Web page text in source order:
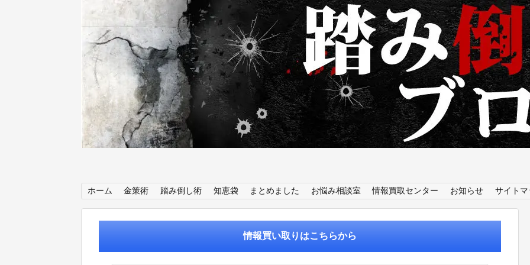
ホーム 金策術 踏み倒し術 知恵袋 まとめました お悩み相談室 情報買取センター お知らせ サイトマ
情報買い取りはこちらから